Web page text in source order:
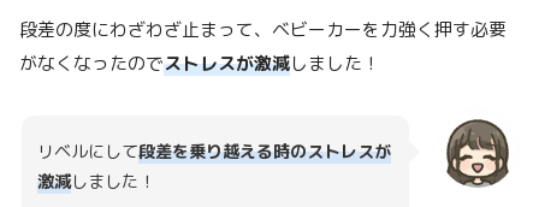
段差の度にわざわざ止まって、ベビーカーを力強く押す必要
がなくなったのでストレスが激減しました！
リベルにして段差を乗り越える時のストレスが
激減しました！